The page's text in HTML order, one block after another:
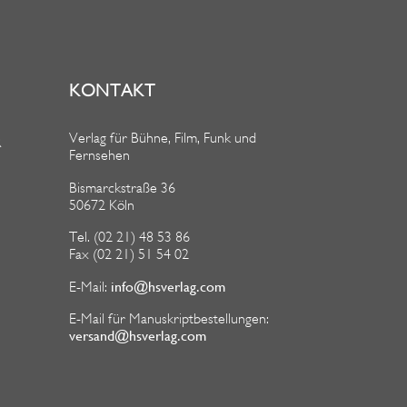
KONTAKT
Verlag für Bühne, Film, Funk und
Fernsehen
Bismarckstraße 36
50672 Köln
Tel. (02 21) 48 53 86
Fax (02 21) 51 54 02
E-Mail: info@hsverlag.com
E-Mail für Manuskriptbestellungen:
versand@hsverlag.com